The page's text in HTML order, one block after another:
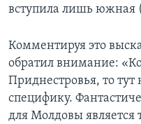
вступила лишь южная
Комментируя это
обратил внимание:
Приднестровья, то
специфику.
для Молдовы является